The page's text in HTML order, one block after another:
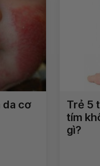
da cơ
Trẻ 5
tím
gì?